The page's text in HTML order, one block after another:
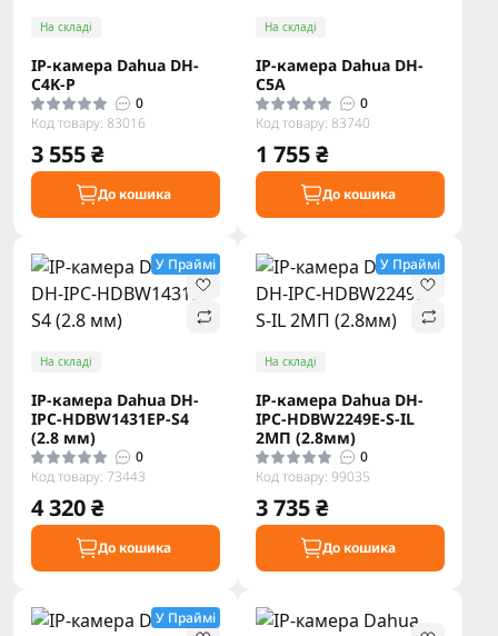
На складі
IP-камера Dahua DH-
C4K-P
0
Код товару: 83016
3 555 ₴
До кошика
На складі
IP-камера Dahua DH-
C5A
0
Код товару: 83740
1 755 ₴
До кошика
У Праймі
На складі
IP-камера Dahua DH-
IPC-HDBW1431EP-S4
(2.8 мм)
0
Код товару: 73443
4 320 ₴
До кошика
У Праймі
На складі
IP-камера Dahua DH-
IPC-HDBW2249E-S-IL
2МП (2.8мм)
0
Код товару: 99035
3 735 ₴
До кошика
У Праймі